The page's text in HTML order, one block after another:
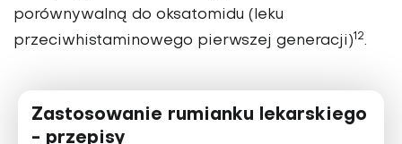
porównywalną do oksatomidu (leku
przeciwhistaminowego pierwszej generacji)12.
Zastosowanie rumianku lekarskiego
- przepisy